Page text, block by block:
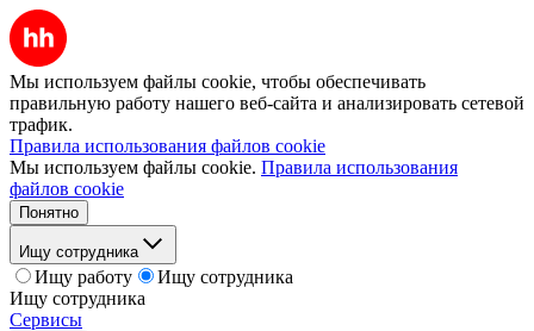
Мы используем файлы cookie, чтобы обеспечивать
правильную работу нашего веб-сайта и анализировать сетевой
трафик.
Правила использования файлов cookie
Мы используем файлы cookie. Правила использования
файлов cookie
Понятно
Ищу сотрудника
Ищу работу
Ищу сотрудника
Ищу сотрудника
Сервисы